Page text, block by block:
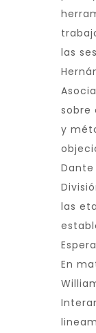
las
sobre
y
las
En